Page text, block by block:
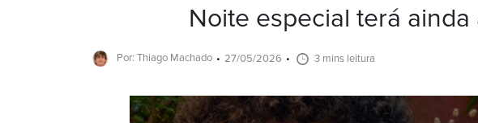
Noite especial terá
Por: Thiago Machado 27/05/2026 3 mins leitura